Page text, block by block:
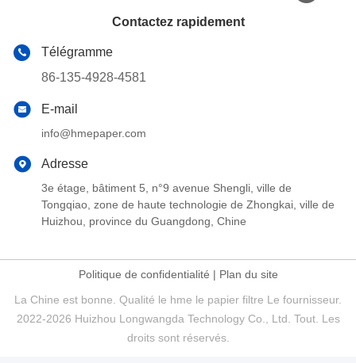
Contactez rapidement
Télégramme
86-135-4928-4581
E-mail
info@hmepaper.com
Adresse
3e étage, bâtiment 5, n°9 avenue Shengli, ville de
Tongqiao, zone de haute technologie de Zhongkai, ville de
Huizhou, province du Guangdong, Chine
Politique de confidentialité | Plan du site
La Chine est bonne. Qualité le hme le papier filtre Le fournisseur.
2022-2026 Huizhou Longwangda Technology Co., Ltd. Tout. Les
droits sont réservés.